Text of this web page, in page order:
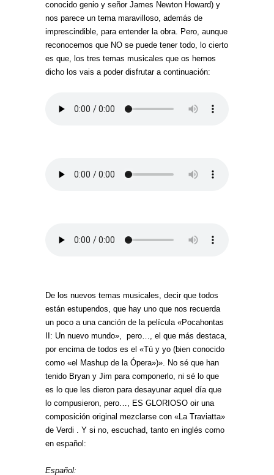
conocido genio y señor James Newton Howard) y
nos parece un tema maravilloso, además de
imprescindible, para entender la obra. Pero, aunque
reconocemos que NO se puede tener todo, lo cierto
es que, los tres temas musicales que os hemos
dicho los vais a poder disfrutar a continuación:
De los nuevos temas musicales, decir que todos
están estupendos, que hay uno que nos recuerda
un poco a una canción de la película «Pocahontas
II: Un nuevo mundo», pero…, el que más destaca,
por encima de todos es el «Tú y yo (bien conocido
como «el Mashup de la Ópera»)». No sé que han
tenido Bryan y Jim para componerlo, ni sé lo que
es lo que les dieron para desayunar aquel día que
lo compusieron, pero…, ES GLORIOSO oir una
composición original mezclarse con «La Traviatta»
de Verdi . Y si no, escuchad, tanto en inglés como
en español:
Español: